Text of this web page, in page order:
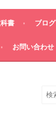
書 ブログ
お問い合わせ
検